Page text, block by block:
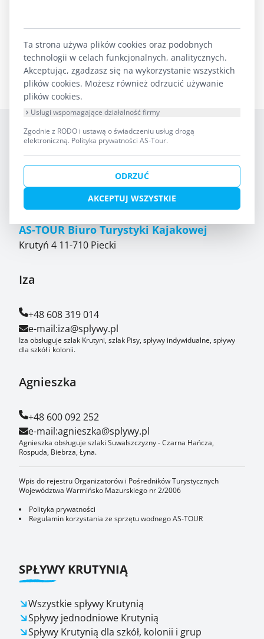
Forum Szlak Krutynia Noclegi na szlaku
stanica Wodan w Zgonie
AS-TOUR Biuro Turystyki Kajakowej
Krutyń 4 11-710 Piecki
Iza
+48 608 319 014
e-mail:iza@splywy.pl
Iza obsługuje szlak Krutyni, szlak Pisy, spływy indywidualne, spływy
dla szkół i kolonii.
Agnieszka
+48 600 092 252
e-mail:agnieszka@splywy.pl
Agnieszka obsługuje szlaki Suwalszczyzny - Czarna Hańcza,
Rospuda, Biebrza, Łyna.
Wpis do rejestru Organizatorów i Pośredników Turystycznych
Województwa Warmińsko Mazurskiego nr 2/2006
Polityka prywatności
Regulamin korzystania ze sprzętu wodnego AS-TOUR
SPŁYWY KRUTYNIĄ
Wszystkie spływy Krutynią
Spływy jednodniowe Krutynią
Spływy Krutynią dla szkół, kolonii i grup
Ta strona używa plików cookies oraz podobnych
technologii w celach funkcjonalnych, analitycznych.
Akceptując, zgadzasz się na wykorzystanie wszystkich
plików cookies. Możesz również odrzucić używanie
plików cookies.
Usługi wspomagające działalność firmy
Zgodnie z RODO i ustawą o świadczeniu usług drogą
elektroniczną. Polityka prywatności AS-Tour.
ODRZUĆ
AKCEPTUJ WSZYSTKIE